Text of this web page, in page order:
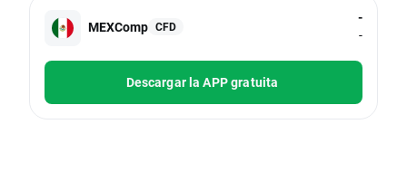
MEXComp CFD
-
-
Descargar la APP gratuita